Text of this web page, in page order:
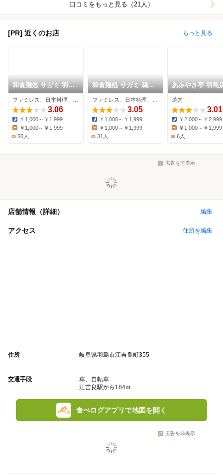
口コミをもっと見る（21人）
[PR] 近くのお店 もっと見る
和食麺処 サガミ 羽島
店
3.06
Dinner:
￥1,000～￥1,999
Lunch:
￥1,000～￥1,999
50人
和食麺処 サガミ 鵜沼
店
3.05
Dinner:
￥1,000～￥1,999
Lunch:
￥1,000～￥1,999
31人
あみやき亭 羽島
焼肉
3.01
Dinner:
￥2,000～￥2,999
Lunch:
￥1,000～￥1,999
6人
広告を非表示
店舗情報（詳細） 編集
アクセス 住所を編集
住所 岐阜県羽島市江吉良町355
交通手段
車、自転車
江吉良駅から184m
食べログアプリで地図を開く
広告を非表示